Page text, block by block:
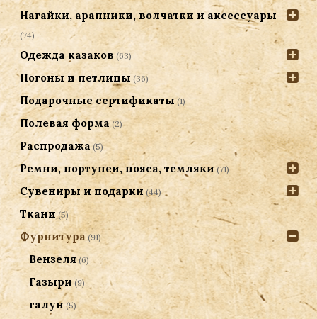
Нагайки, арапники, волчатки и аксессуары
(74)
Одежда казаков (63)
Погоны и петлицы (36)
Подарочные сертификаты (1)
Полевая форма (2)
Распродажа (5)
Ремни, портупеи, пояса, темляки (71)
Сувениры и подарки (44)
Ткани (5)
Фурнитура (91)
Вензеля (6)
Газыри (9)
галун (5)